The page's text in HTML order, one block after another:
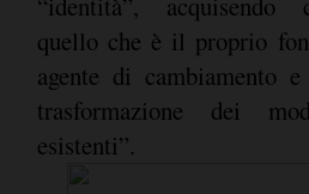
quello che è il proprio
agente di cambiamento
trasformazione dei
esistenti”.